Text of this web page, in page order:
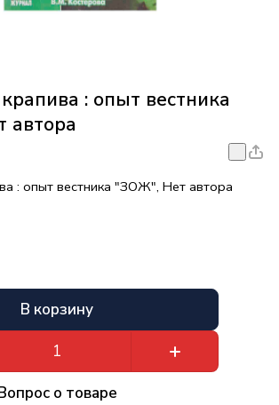
: опыт вестника
: опыт вестника "ЗОЖ", Нет автора
В корзину
о товаре